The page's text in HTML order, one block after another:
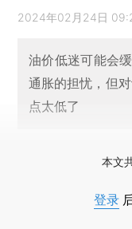
2024年02月24日
油价低迷可能会
通胀的担忧，但
点太低了
本文
登录